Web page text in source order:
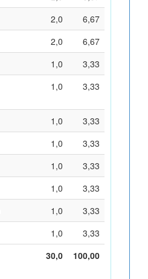
2,0
6,67
2,0
6,67
1,0
3,33
1,0 3,33
1,0
3,33
1,0
3,33
1,0
3,33
1,0
3,33
1,0
3,33
1,0
3,33
30,0
100,00